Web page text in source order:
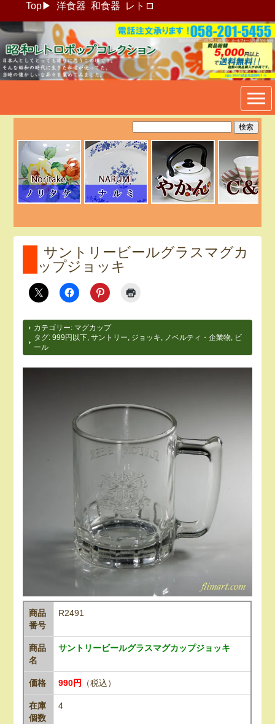
Top▶ 洋食器 和食器 レトロ
昭和レトロポップ食器生活雑
貨通販＠フリマート
サントリービールグラスマグカ
ップジョッキ
カテゴリー: マグカップ
タグ:999円以下 ,サントリー ジョッキ ノベルティ・企業物
ビ
ール
商品
番号
R2491
商品
名
サントリービールグラスマグカップジョッキ
価格 990円 （税込）
在庫
個数
4